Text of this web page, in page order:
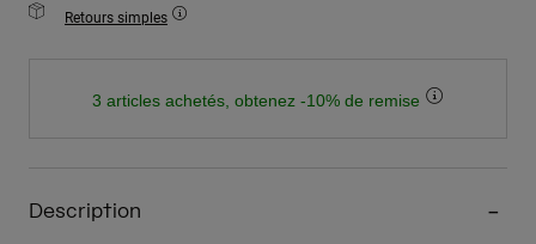
Retours simples
3 articles achetés, obtenez -10% de remise
Description